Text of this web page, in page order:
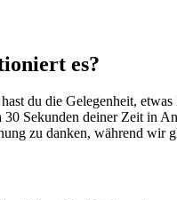
es?
du die Gelegenheit,
Sekunden deiner Zeit in
zu danken, während wir